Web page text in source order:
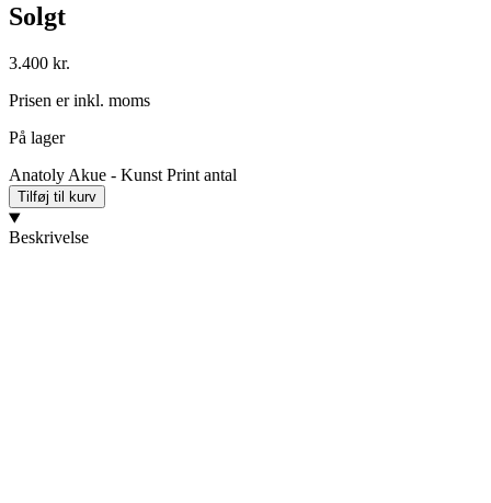
Solgt
3.400 kr.
Prisen er inkl. moms
På lager
Anatoly Akue - Kunst Print antal
Tilføj til kurv
Beskrivelse